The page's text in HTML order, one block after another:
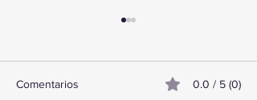
Comentarios 0.0 / 5 (0)